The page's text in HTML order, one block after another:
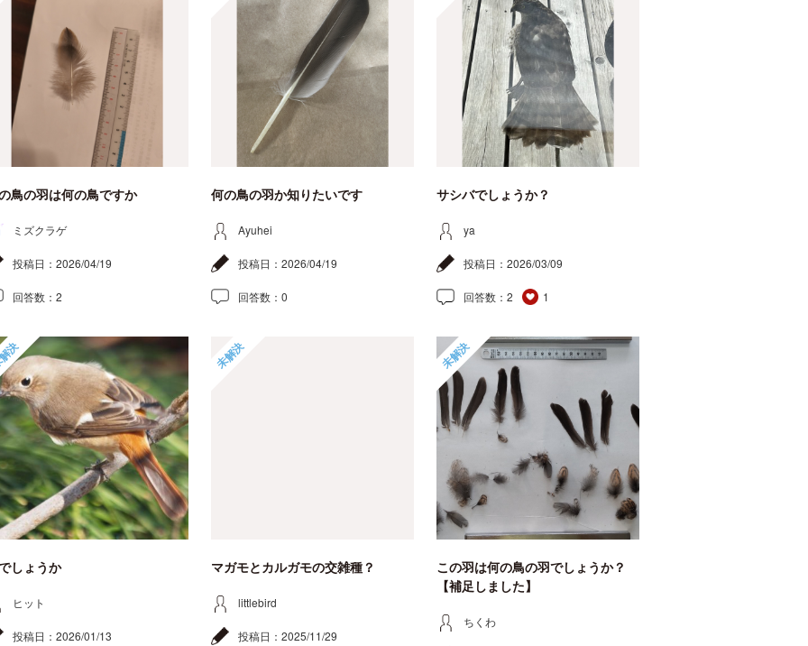
鳥の羽は何の鳥ですか
ミズクラゲ
投稿日： 2026/04/19
回答数： 2
何の鳥の羽か知りたいです
Ayuhei
投稿日： 2026/04/19
回答数： 0
サシバでしょうか？
ya
投稿日： 2026/03/09
回答数： 2 1
決
しょうか
ヒット
投稿日： 2026/01/13
未解決
マガモとカルガモの交雑種？
littlebird
投稿日： 2025/11/29
未解決
この羽は何の鳥の羽でしょうか？
【補足しました】
ちくわ